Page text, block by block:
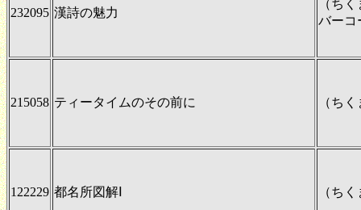
232095 漢詩の魅力
（ち
バーコ
215058 ティータイムのその前に （ち
122229 都名所図解Ⅰ （ち